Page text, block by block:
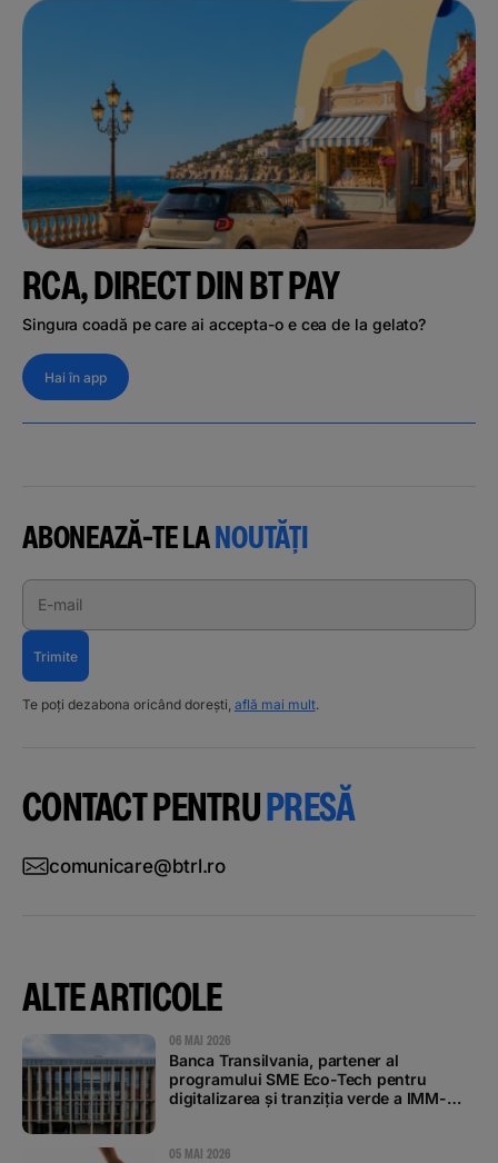
RCA, DIRECT DIN BT PAY
Singura coadă pe care ai accepta-o e cea de la gelato?
Hai în app
ABONEAZĂ-TE LANOUTĂȚI
E-mail
Trimite
Te poți dezabona oricând dorești, află mai mult.
CONTACT PENTRUPRESĂ
comunicare@btrl.ro
ALTE ARTICOLE
06 MAI 2026
Banca Transilvania, partener al
programului SME Eco-Tech pentru
digitalizarea și tranziția verde a IMM-
05 MAI 2026